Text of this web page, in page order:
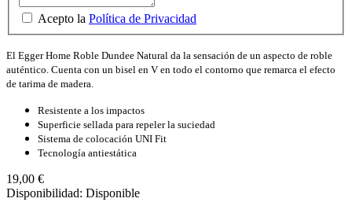
Acepto la Política de Privacidad
El Egger Home Roble Dundee Natural da la sensación de un aspecto de roble
auténtico. Cuenta con un bisel en V en todo el contorno que remarca el efecto
de tarima de madera.
Resistente a los impactos
Superficie sellada para repeler la suciedad
Sistema de colocación UNI Fit
Tecnología antiestática
19,00 €
Disponibilidad: Disponible